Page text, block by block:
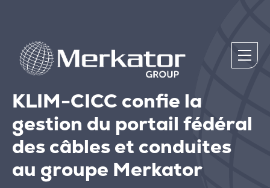
KLIM-CICC confie la
gestion du portail fédéral
des câbles et conduites
au groupe Merkator